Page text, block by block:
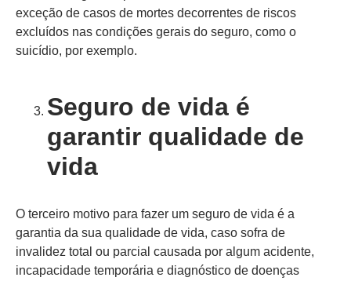
exceção de casos de mortes decorrentes de riscos
excluídos nas condições gerais do seguro, como o
suicídio, por exemplo.
Seguro de vida é
garantir qualidade de
vida
O terceiro motivo para fazer um seguro de vida é a
garantia da sua qualidade de vida, caso sofra de
invalidez total ou parcial causada por algum acidente,
incapacidade temporária e diagnóstico de doenças